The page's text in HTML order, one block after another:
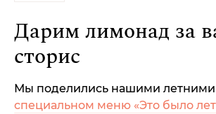
Дарим лимонад за
сторис
Мы поделились нашими летними
специальном меню «Это было